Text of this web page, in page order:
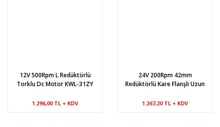
12V 500Rpm L Redüktörlü
Torklu Dc Motor KWL-31ZY
1.296,00 TL + KDV
24V 200Rpm 42mm
Redüktörlü Kare Flanşlı Uzun
1.267,20 TL + KDV